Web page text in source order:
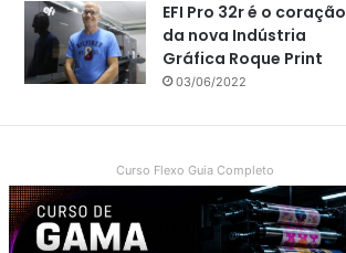
EFI Pro 32r é o coração
da nova Indústria
Gráfica Roque Print
03/06/2022
Curso Flexo Guia Completo